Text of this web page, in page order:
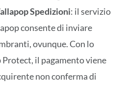
Spedizioni: il servizio
consente di inviare
ovunque. Con lo
il pagamento viene
non conferma di